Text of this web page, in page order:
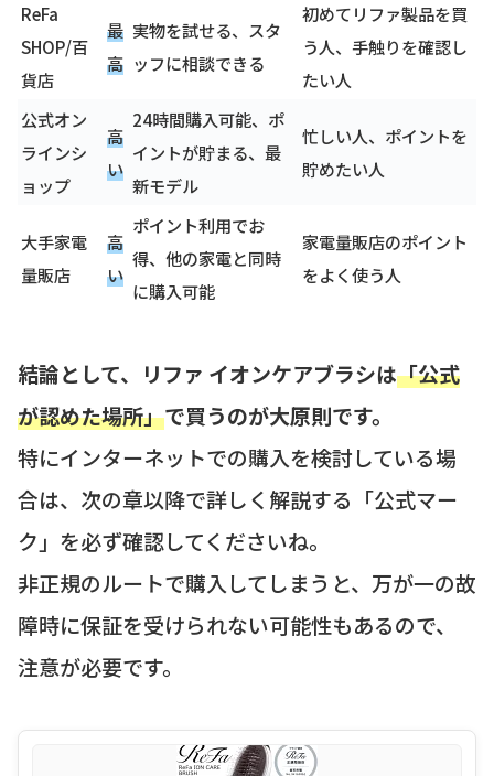
ReFa
SHOP/百
貨店
最
高
実物を試せる、スタ
ッフに相談できる
初めてリファ製品を買
う人、手触りを確認し
たい人
公式オン
ラインシ
ョップ
高
い
24時間購入可能、ポ
イントが貯まる、最
新モデル
忙しい人、ポイントを
貯めたい人
大手家電
量販店
高
い
ポイント利用でお
得、他の家電と同時
に購入可能
家電量販店のポイント
をよく使う人
結論として、リファ イオンケアブラシは「公式
が認めた場所」で買うのが大原則です。
特にインターネットでの購入を検討している場
合は、次の章以降で詳しく解説する「公式マー
ク」を必ず確認してくださいね。
非正規のルートで購入してしまうと、万が一の故
障時に保証を受けられない可能性もあるので、
注意が必要です。